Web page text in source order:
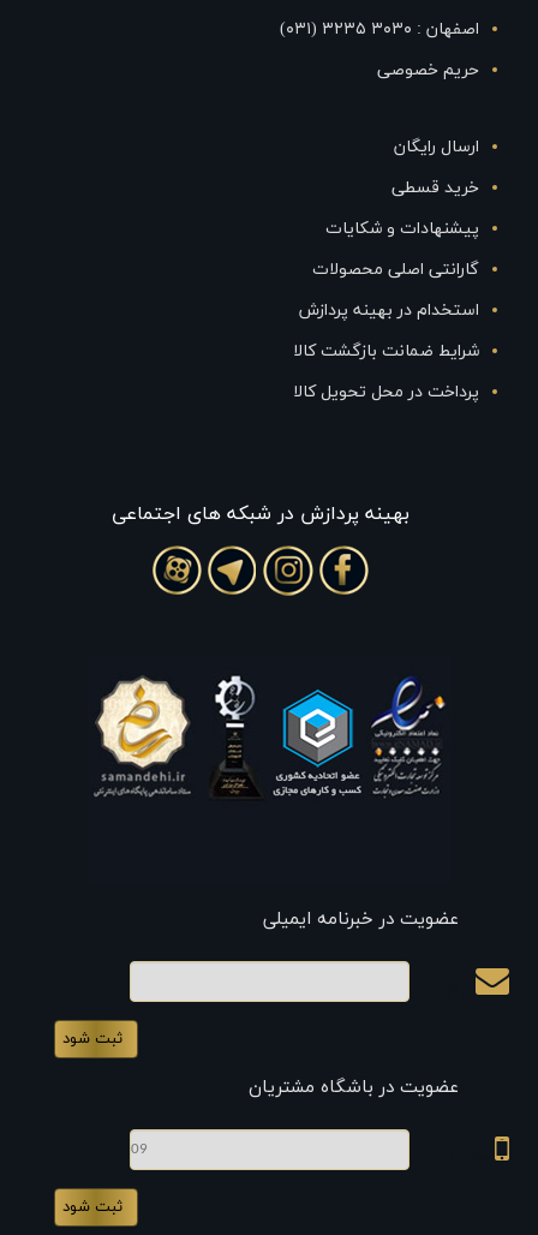
اصفهان : ۳۰۳۰ ۳۲۳۵ (۰۳۱)
حریم خصوصی
ارسال رایگان
خرید قسطی
پیشنهادات و شکایات
گارانتی اصلی محصولات
استخدام در بهینه پردازش
شرایط ضمانت بازگشت کالا
پرداخت در محل تحویل کالا
بهينه پردازش در شبکه های اجتماعی
عضویت در خبرنامه ایمیلی
عضویت در باشگاه مشتریان